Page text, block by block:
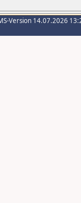
Version 14.07.2026